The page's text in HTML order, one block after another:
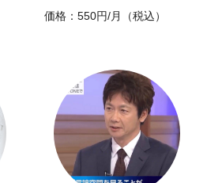
価格：550円/月（税込）